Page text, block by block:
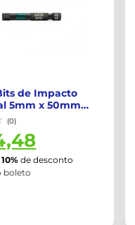
Phillips de
x 110mm
Po...
(0)
10% de desconto
boleto